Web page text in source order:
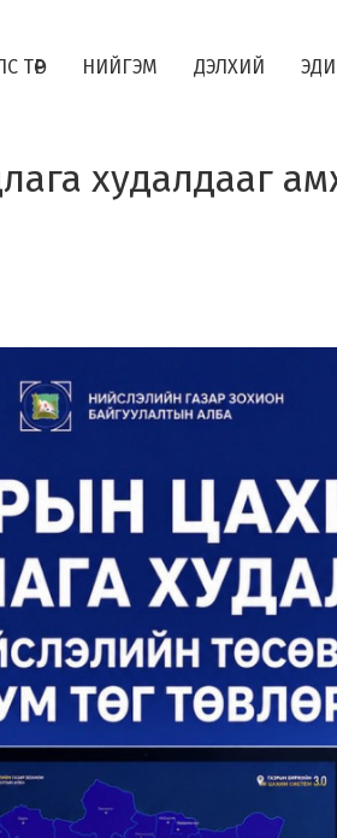
ТӨР НИЙГЭМ ДЭЛХИЙ
худалдааг